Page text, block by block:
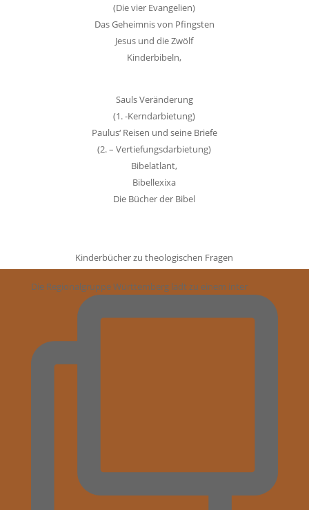
(Die vier Evangelien)
Das Geheimnis von Pfingsten
Jesus und die Zwölf
Kinderbibeln,
Sauls Veränderung
(1. -Kerndarbietung)
Paulus‘ Reisen und seine Briefe
(2. – Vertiefungsdarbietung)
Bibelatlant,
Bibellexixa
Die Bücher der Bibel
Kinderbücher zu theologischen Fragen
Die Regionalgruppe Württemberg lädt zu einem inter